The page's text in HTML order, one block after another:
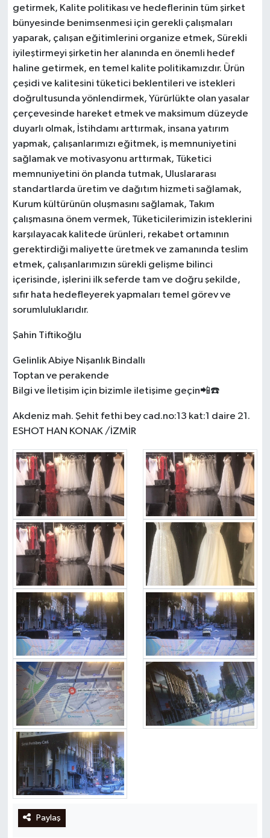
getirmek, Kalite politikası ve hedeflerinin tüm şirket
bünyesinde benimsenmesi için gerekli çalışmaları
yaparak, çalışan eğitimlerini organize etmek, Sürekli
iyileştirmeyi şirketin her alanında en önemli hedef
haline getirmek, en temel kalite politikamızdır. Ürün
çeşidi ve kalitesini tüketici beklentileri ve istekleri
doğrultusunda yönlendirmek, Yürürlükte olan yasalar
çerçevesinde hareket etmek ve maksimum düzeyde
duyarlı olmak, İstihdamı arttırmak, insana yatırım
yapmak, çalışanlarımızı eğitmek, iş memnuniyetini
sağlamak ve motivasyonu arttırmak, Tüketici
memnuniyetini ön planda tutmak, Uluslararası
standartlarda üretim ve dağıtım hizmeti sağlamak,
Kurum kültürünün oluşmasını sağlamak, Takım
çalışmasına önem vermek, Tüketicilerimizin isteklerini
karşılayacak kalitede ürünleri, rekabet ortamının
gerektirdiği maliyette üretmek ve zamanında teslim
etmek, çalışanlarımızın sürekli gelişme bilinci
içerisinde, işlerini ilk seferde tam ve doğru şekilde,
sıfır hata hedefleyerek yapmaları temel görev ve
sorumluluklarıdır.
Şahin Tiftikoğlu
Gelinlik Abiye Nişanlık Bindallı
Toptan ve perakende
Bilgi ve İletişim için bizimle iletişime geçin📲☎️
Akdeniz mah. Şehit fethi bey cad.no:13 kat:1 daire 21.
ESHOT HAN KONAK /İZMİR
Paylaş